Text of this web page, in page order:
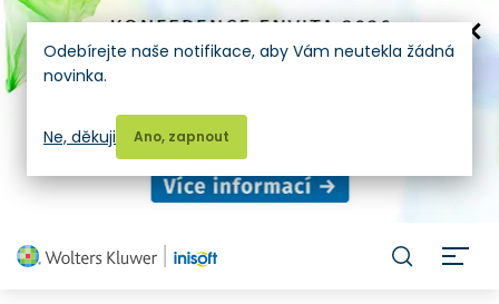
Odebírejte naše notifikace, aby Vám neutekla žádná
novinka.
Ano, zapnout
Ne, děkuji